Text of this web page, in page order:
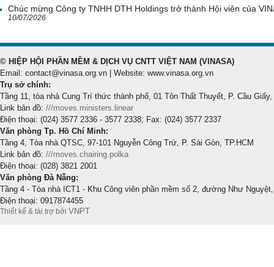
Chúc mừng Công ty TNHH DTH Holdings trở thành Hội viên của
10/07/2026
© HIỆP HỘI PHẦN MỀM & DỊCH VỤ CNTT VIỆT NAM (VINASA)
Email: contact@vinasa.org.vn | Website: www.vinasa.org.vn
Trụ sở chính:
Tầng 11, tòa nhà Cung Trí thức thành phố, 01 Tôn Thất Thuyết, P. Cầu Giấy,
Link bản đồ: ///moves.ministers.linear
Điện thoại: (024) 3577 2336 - 3577 2338; Fax: (024) 3577 2337
Văn phòng Tp. Hồ Chí Minh:
Tầng 4, Tòa nhà QTSC, 97-101 Nguyễn Công Trứ, P. Sài Gòn, TP.HCM
Link bản đồ: ///moves.chairing.polka
Điện thoại: (028) 3821 2001
Văn phòng Đà Nẵng:
Tầng 4 - Tòa nhà ICT1 - Khu Công viên phần mềm số 2, đường Như
Điện thoại: 0917874455
Thiết kế & tài trợ bởi VNPT